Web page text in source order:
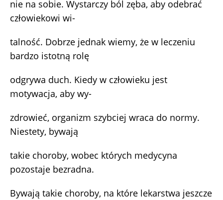
nie na sobie. Wystarczy ból zęba, aby odebrać
człowiekowi wi-
talność. Dobrze jednak wiemy, że w leczeniu
bardzo istotną rolę
odgrywa duch. Kiedy w człowieku jest
motywacja, aby wy-
zdrowieć, organizm szybciej wraca do normy.
Niestety, bywają
takie choroby, wobec których medycyna
pozostaje bezradna.
Bywają takie choroby, na które lekarstwa jeszcze